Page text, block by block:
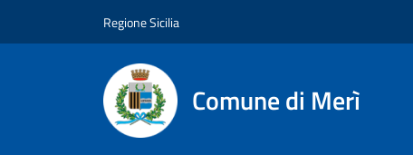
Regione Sicilia
Comune di Merì